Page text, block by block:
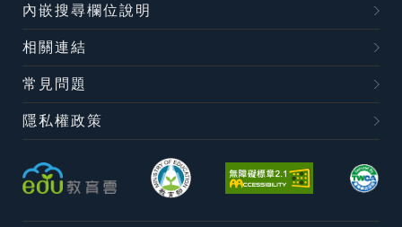
內嵌搜尋欄位說明
相關連結
常見問題
隱私權政策